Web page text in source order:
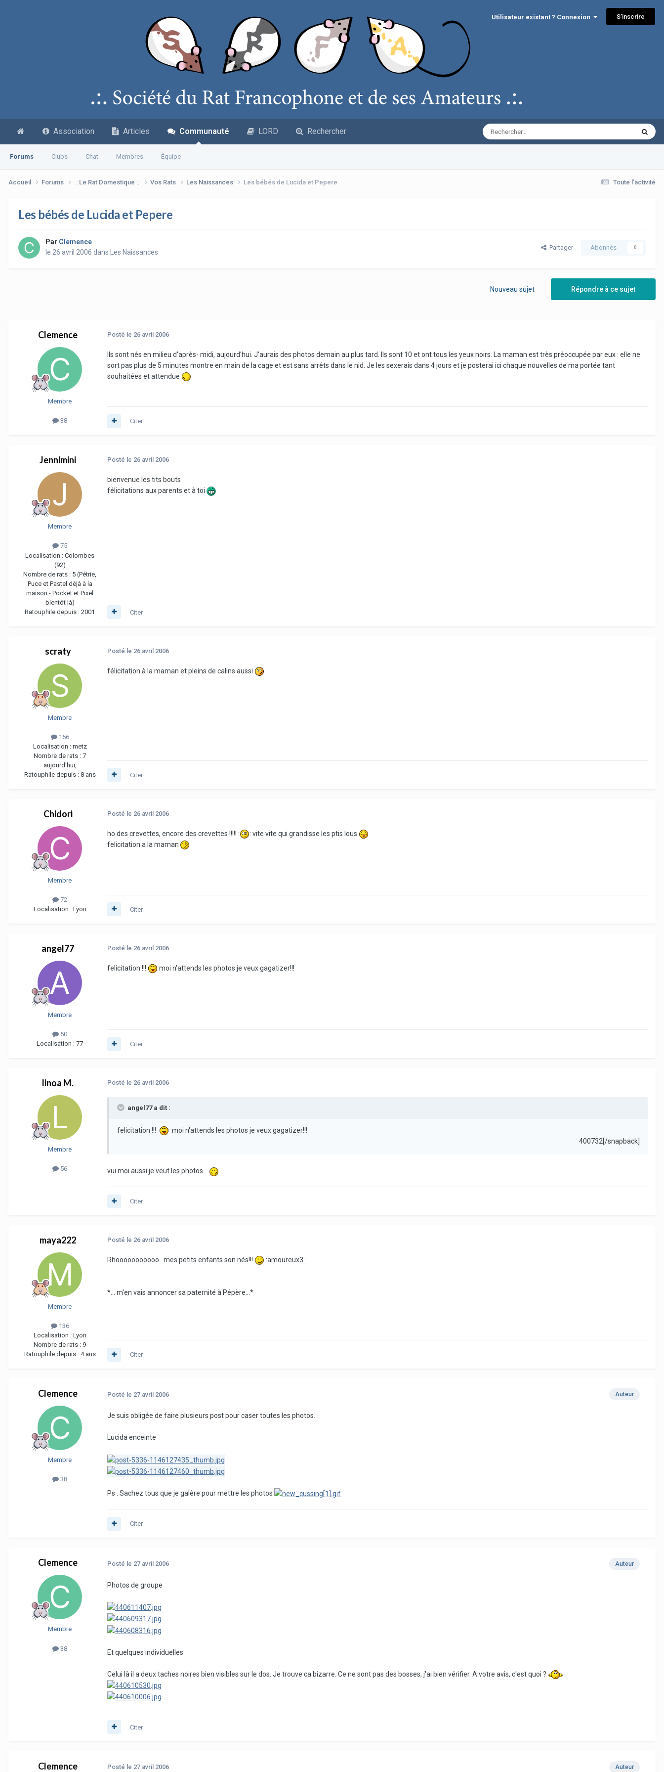
Utilisateur existant ? Connexion S’inscrire
Association Articles Communauté
Forums Clubs Chat Membres Équipe
LORD Rechercher
Toute l’activité
Accueil Forums .: Le Rat Domestique :. Vos Rats Les Naissances Les bébés de Lucida et Pepere
Les bébés de Lucida et Pepere
Par Clemence
le 26 avril 2006 dans Les Naissances
Partager Abonnés 0
Répondre à ce sujet
Nouveau sujet
Clemence
Membre
38
Posté le 26 avril 2006
Ils sont nés en milieu d'après- midi, aujourd'hui. J'aurais des photos demain au plus tard. Ils sont 10 et ont tous les yeux noirs. La maman est très préoccupée par eux : elle ne
sort pas plus de 5 minutes montre en main de la cage et est sans arrêts dans le nid. Je les sexerais dans 4 jours et je posterai ici chaque nouvelles de ma portée tant
souhaitées et attendue
Citer
Jennimini
Membre
75
Localisation : Colombes
(92)
Nombre de rats : 5 (Pétrie,
Puce et Pastel déjà à la
maison - Pocket et Pixel
bientôt là)
Ratouphile depuis : 2001
Posté le 26 avril 2006
bienvenue les tits bouts
félicitations aux parents et à toi
Citer
scraty
Membre
156
Localisation : metz
Nombre de rats : 7
aujourd'hui,
Ratouphile depuis : 8 ans
Posté le 26 avril 2006
félicitation à la maman et pleins de calins aussi
Citer
Chidori
Membre
72
Localisation : Lyon
Posté le 26 avril 2006
ho des crevettes, encore des crevettes !!!!! :
: vite vite qui grandisse les ptis lous
felicitation a la maman
Citer
angel77
Membre
50
Localisation : 77
Posté le 26 avril 2006
felicitation !!! moi n'attends les photos je veux gagatizer!!!
Citer
linoa M.
Membre
56
Posté le 26 avril 2006
angel77 a dit :
felicitation !!!
moi n'attends les photos je veux gagatizer!!!
400732[/snapback]
vui moi aussi je veut les photos ..
Citer
maya222
Membre
136
Localisation : Lyon
Nombre de rats : 9
Ratouphile depuis : 4 ans
Posté le 26 avril 2006
Rhooooooooooo.. mes petits enfants son nés!!! :amoureux3:
*... m'en vais annoncer sa paternité à Pépère...*
Citer
Clemence
Membre
38
Auteur
Posté le 27 avril 2006
Je suis obligée de faire plusieurs post pour caser toutes les photos.
Lucida enceinte
Ps : Sachez tous que je galère pour mettre les photos
Citer
Clemence
Membre
38
Auteur
Posté le 27 avril 2006
Photos de groupe
Et quelques individuelles
Celui là il a deux taches noires bien visibles sur le dos. Je trouve ca bizarre. Ce ne sont pas des bosses, j'ai bien vérifier. A votre avis, c'est quoi ?
Citer
Clemence Auteur
Posté le 27 avril 2006